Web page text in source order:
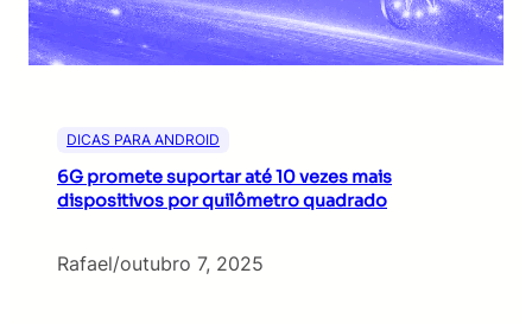
DICAS PARA ANDROID
6G promete suportar até 10 vezes mais
dispositivos por quilômetro quadrado
Rafael/outubro 7, 2025